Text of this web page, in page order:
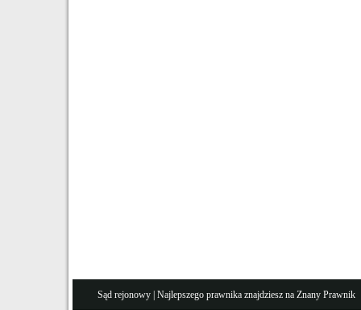
Sąd rejonowy | Najlepszego prawnika znajdziesz na Znany Prawnik